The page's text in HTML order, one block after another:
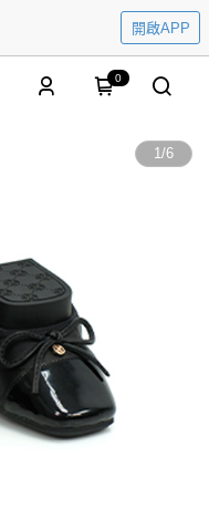
開啟APP
0
1/6